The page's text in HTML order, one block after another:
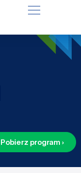
Pobierz program ›